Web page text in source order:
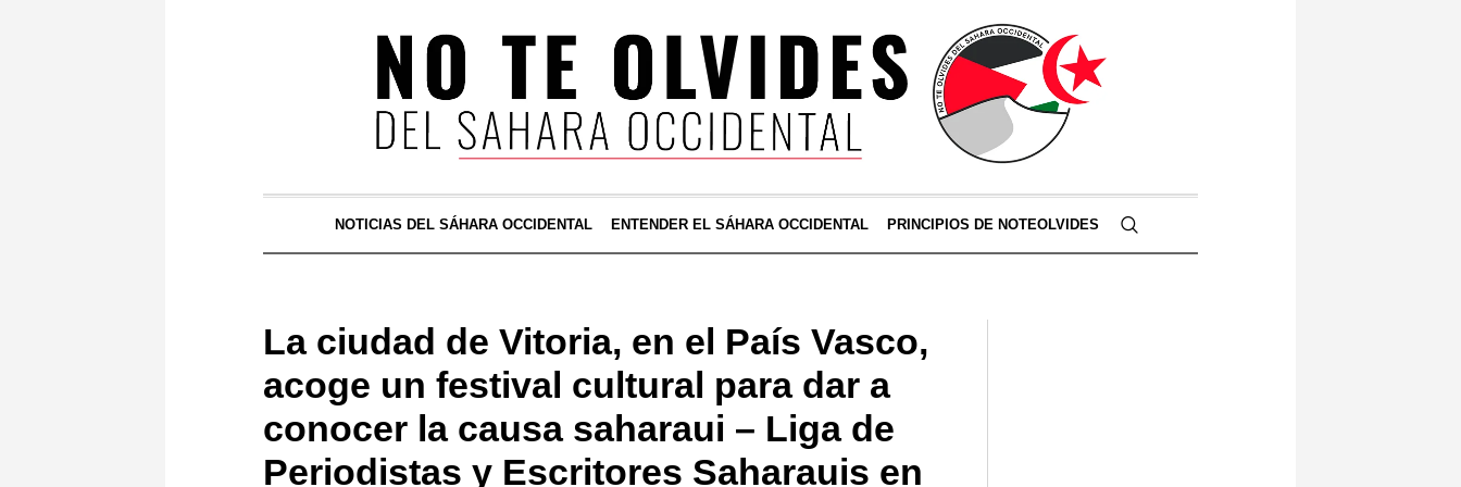
NOTICIAS DEL SÁHARA OCCIDENTAL ENTENDER EL SÁHARA OCCIDENTAL PRINCIPIOS DE NOTEOLVIDES
La ciudad de Vitoria, en el País Vasco,
acoge un festival cultural para dar a
conocer la causa saharaui – Liga de
Periodistas y Escritores Saharauis en